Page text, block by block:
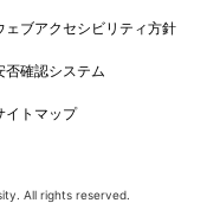
ェブアクセシビリティ方針
否確認システム
イトマップ
All rights reserved.